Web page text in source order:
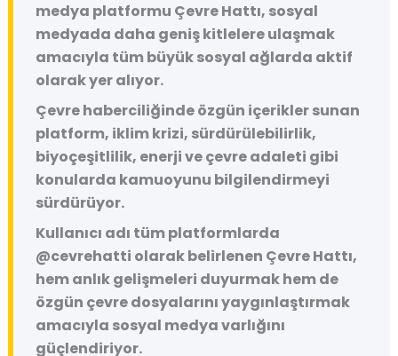
medya platformu Çevre Hattı, sosyal
medyada daha geniş kitlelere ulaşmak
amacıyla tüm büyük sosyal ağlarda aktif
olarak yer alıyor.
Çevre haberciliğinde özgün içerikler sunan
platform, iklim krizi, sürdürülebilirlik,
biyoçeşitlilik, enerji ve çevre adaleti gibi
konularda kamuoyunu bilgilendirmeyi
sürdürüyor.
Kullanıcı adı tüm platformlarda
@cevrehatti olarak belirlenen Çevre Hattı,
hem anlık gelişmeleri duyurmak hem de
özgün çevre dosyalarını yaygınlaştırmak
amacıyla sosyal medya varlığını
güçlendiriyor.